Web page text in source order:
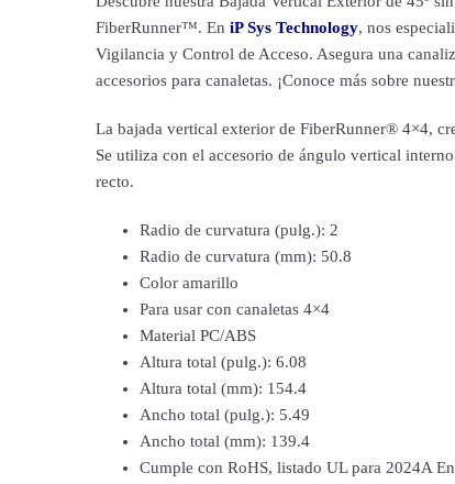
FiberRunner™. En iP Sys Technology, nos
Vigilancia y Control de Acceso. Asegura una
accesorios para canaletas. ¡Conoce más sobre
La bajada vertical exterior de FiberRunner® 4×4,
Se utiliza con el accesorio de ángulo vertical
recto.
Radio de curvatura (pulg.): 2
Radio de curvatura (mm): 50.8
Color amarillo
Para usar con canaletas 4×4
Material PC/ABS
Altura total (pulg.): 6.08
Altura total (mm): 154.4
Ancho total (pulg.): 5.49
Ancho total (mm): 139.4
Cumple con RoHS, listado UL para 2024A